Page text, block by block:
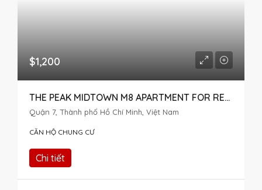
$1,200
THE PEAK MIDTOWN M8 APARTMENT FOR RENT 2 BEDROOM
Quận 7, Thành phố Hồ Chí Minh, Việt Nam
CĂN HỘ CHUNG CƯ
Chi tiết